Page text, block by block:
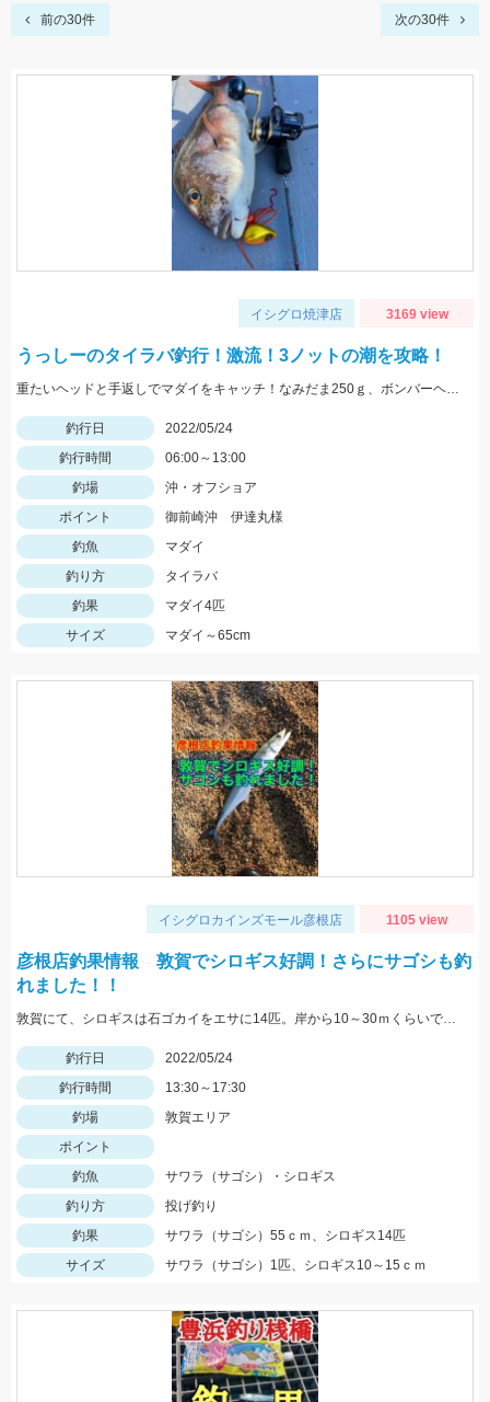
前の30件 次の30件
イシグロ焼津店 3169 view
うっしーのタイラバ釣行！激流！3ノットの潮を攻略！
重たいヘッドと手返しでマダイをキャッチ！なみだま250ｇ、ボンバーヘッドＴＧ250ｇ使用。
釣行日
2022/05/24
釣行時間
06:00～13:00
釣場
沖・オフショア
ポイント
御前崎沖 伊達丸様
釣魚
マダイ
釣り方
タイラバ
釣果
マダイ4匹
サイズ
マダイ～65cm
イシグロカインズモール彦根店 1105 view
彦根店釣果情報 敦賀でシロギス好調！さらにサゴシも釣
れました！！
敦賀にて、シロギスは石ゴカイをエサに14匹。岸から10～30ｍくらいでもよく当たる。夕方にサゴシがヒット、ルアーはレンジバイブ55。
釣行日
2022/05/24
釣行時間
13:30～17:30
釣場
敦賀エリア
ポイント
釣魚
サワラ（サゴシ）・シロギス
釣り方
投げ釣り
釣果
サワラ（サゴシ）55ｃｍ、シロギス14匹
サイズ
サワラ（サゴシ）1匹、シロギス10～15ｃｍ